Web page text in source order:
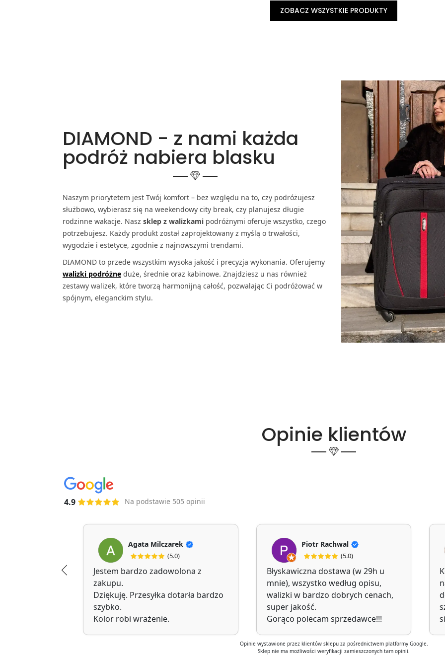
ZOBACZ WSZYSTKIE PRODUKTY
DIAMOND - z nami każda
podróż nabiera blasku
Naszym priorytetem jest Twój komfort – bez względu na to, czy podróżujesz
służbowo, wybierasz się na weekendowy city break, czy planujesz długie
rodzinne wakacje. Nasz sklep z walizkami podróżnymi oferuje wszystko, czego
potrzebujesz. Każdy produkt został zaprojektowany z myślą o trwałości,
wygodzie i estetyce, zgodnie z najnowszymi trendami.
DIAMOND to przede wszystkim wysoka jakość i precyzja wykonania. Oferujemy
walizki podróżne duże, średnie oraz kabinowe. Znajdziesz u nas również
zestawy walizek, które tworzą harmonijną całość, pozwalając Ci podróżować w
spójnym, eleganckim stylu.
Opinie klientów
4.9 Na podstawie 505 opinii
Agata Milczarek
(5.0)
Jestem bardzo zadowolona z
zakupu.
Dziękuję. Przesyłka dotarła bardzo
szybko.
Kolor robi wrażenie.
Piotr Rachwal
(5.0)
Błyskawiczna dostawa (w 29h u
mnie), wszystko według opisu,
walizki w bardzo dobrych cenach,
super jakość.
Gorąco polecam sprzedawce!!!
Opinie wystawione przez klientów sklepu za pośrednictwem platformy Google.
Sklep nie ma możliwości weryfikacji zamieszczonych tam opinii.